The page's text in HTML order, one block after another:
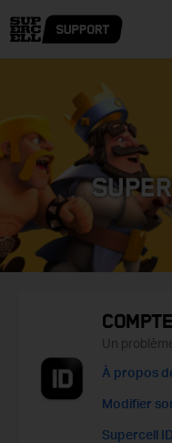
Skip to content
COMPTE
Un
À propos
Modifier
Supercell